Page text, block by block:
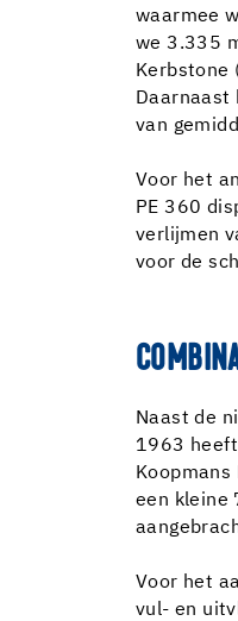
waarmee
we 3.335
Kerbstone
van
Voor het
PE 360
verlijmen
voor de
Naast de
1963
een kleine
Voor het
vul- en